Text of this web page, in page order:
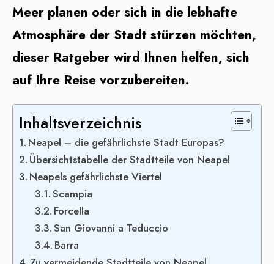
Meer planen oder sich in die lebhafte
Atmosphäre der Stadt stürzen möchten,
dieser Ratgeber wird Ihnen helfen, sich
auf Ihre Reise vorzubereiten.
Inhaltsverzeichnis
Neapel – die gefährlichste Stadt Europas?
Übersichtstabelle der Stadtteile von Neapel
Neapels gefährlichste Viertel
Scampia
Forcella
San Giovanni a Teduccio
Barra